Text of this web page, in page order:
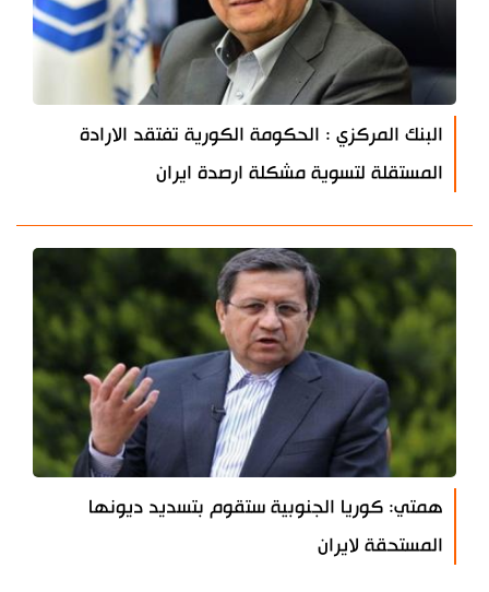
البنك المركزي : الحكومة الكورية تفتقد الارادة
المستقلة لتسوية مشكلة ارصدة ايران
همتي: كوريا الجنوبية ستقوم بتسديد ديونها
المستحقة لايران